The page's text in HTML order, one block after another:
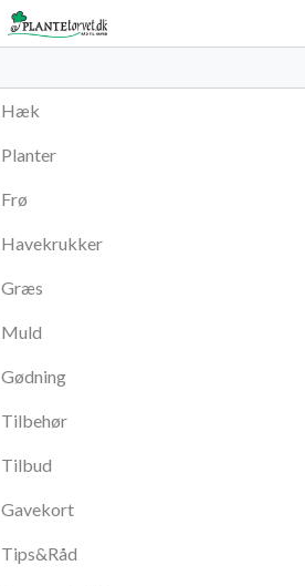
Hæk
Planter
Frø
Havekrukker
Græs
Muld
Gødning
Tilbehør
Tilbud
Gavekort
Tips&Råd